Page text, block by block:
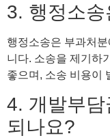
3. 행정소
행정소송은 부과처
니다. 소송을 제기하
좋으며, 소송 비용이
4. 개발부담
되나요?